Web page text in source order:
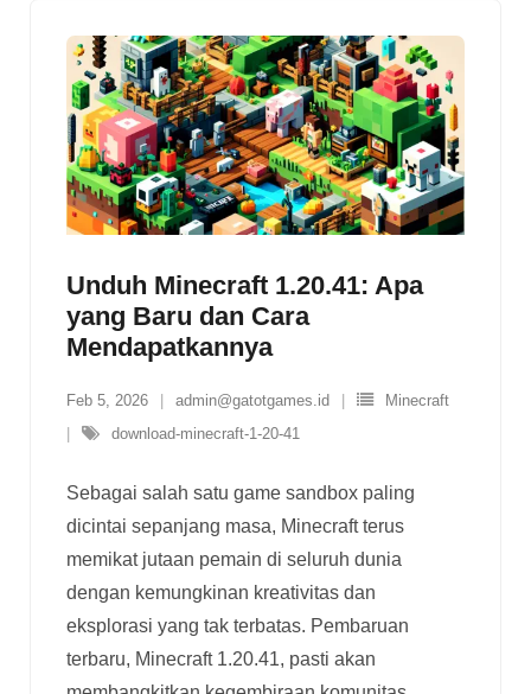
Unduh Minecraft 1.20.41: Apa
yang Baru dan Cara
Mendapatkannya
Feb 5, 2026 admin@gatotgames.id
Minecraft
download-minecraft-1-20-41
Sebagai salah satu game sandbox paling
dicintai sepanjang masa, Minecraft terus
memikat jutaan pemain di seluruh dunia
dengan kemungkinan kreativitas dan
eksplorasi yang tak terbatas. Pembaruan
terbaru, Minecraft 1.20.41, pasti akan